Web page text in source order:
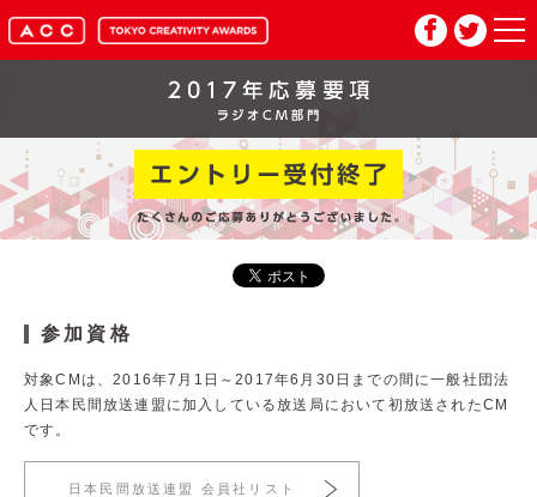
HOME
マイページ
2026年審査委員紹介
参加資格
対象CMは、2016年7月1日～2017年6月30日までの間に一般社団法
人日本民間放送連盟に加入している放送局において初放送されたCM
です。
日本民間放送連盟 会員社リスト